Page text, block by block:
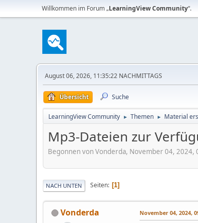
Willkommen im Forum „LearningView Community“.
August 06, 2026, 11:35:22 NACHMITTAGS
Übersicht Suche
LearningView Community ► Themen ► Material
Mp3-Dateien zur
Begonnen von Vonderda, November 04, 2024,
NACH UNTEN Seiten 1
Vonderda November 04, 2024,